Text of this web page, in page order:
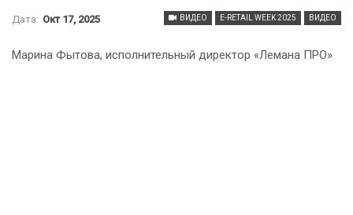
ВИДЕО E-RETAIL WEEK 2025 ВИДЕО
Дата: Окт 17, 2025
Марина Фытова, исполнительный директор «Лемана ПРО»